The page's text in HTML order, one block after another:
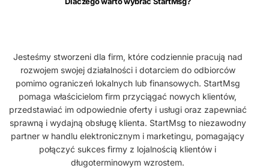
Jesteśmy stworzeni dla firm, które codziennie pracują nad
rozwojem swojej działalności i dotarciem do odbiorców
pomimo ograniczeń lokalnych lub finansowych. StartMsg
pomaga właścicielom firm przyciągać nowych klientów,
przedstawiać im odpowiednie oferty i usługi oraz zapewniać
sprawną i wydajną obsługę klienta. StartMsg to niezawodny
partner w handlu elektronicznym i marketingu, pomagający
połączyć sukces firmy z lojalnością klientów i
długoterminowym wzrostem.